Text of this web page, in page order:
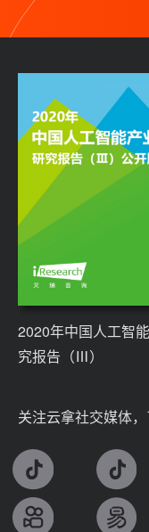
2020年中国人工智
究报告（Ⅲ）
关注云拿社交媒体